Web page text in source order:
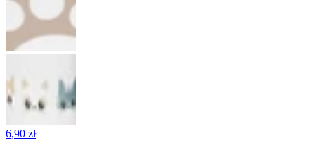
6,90 zł